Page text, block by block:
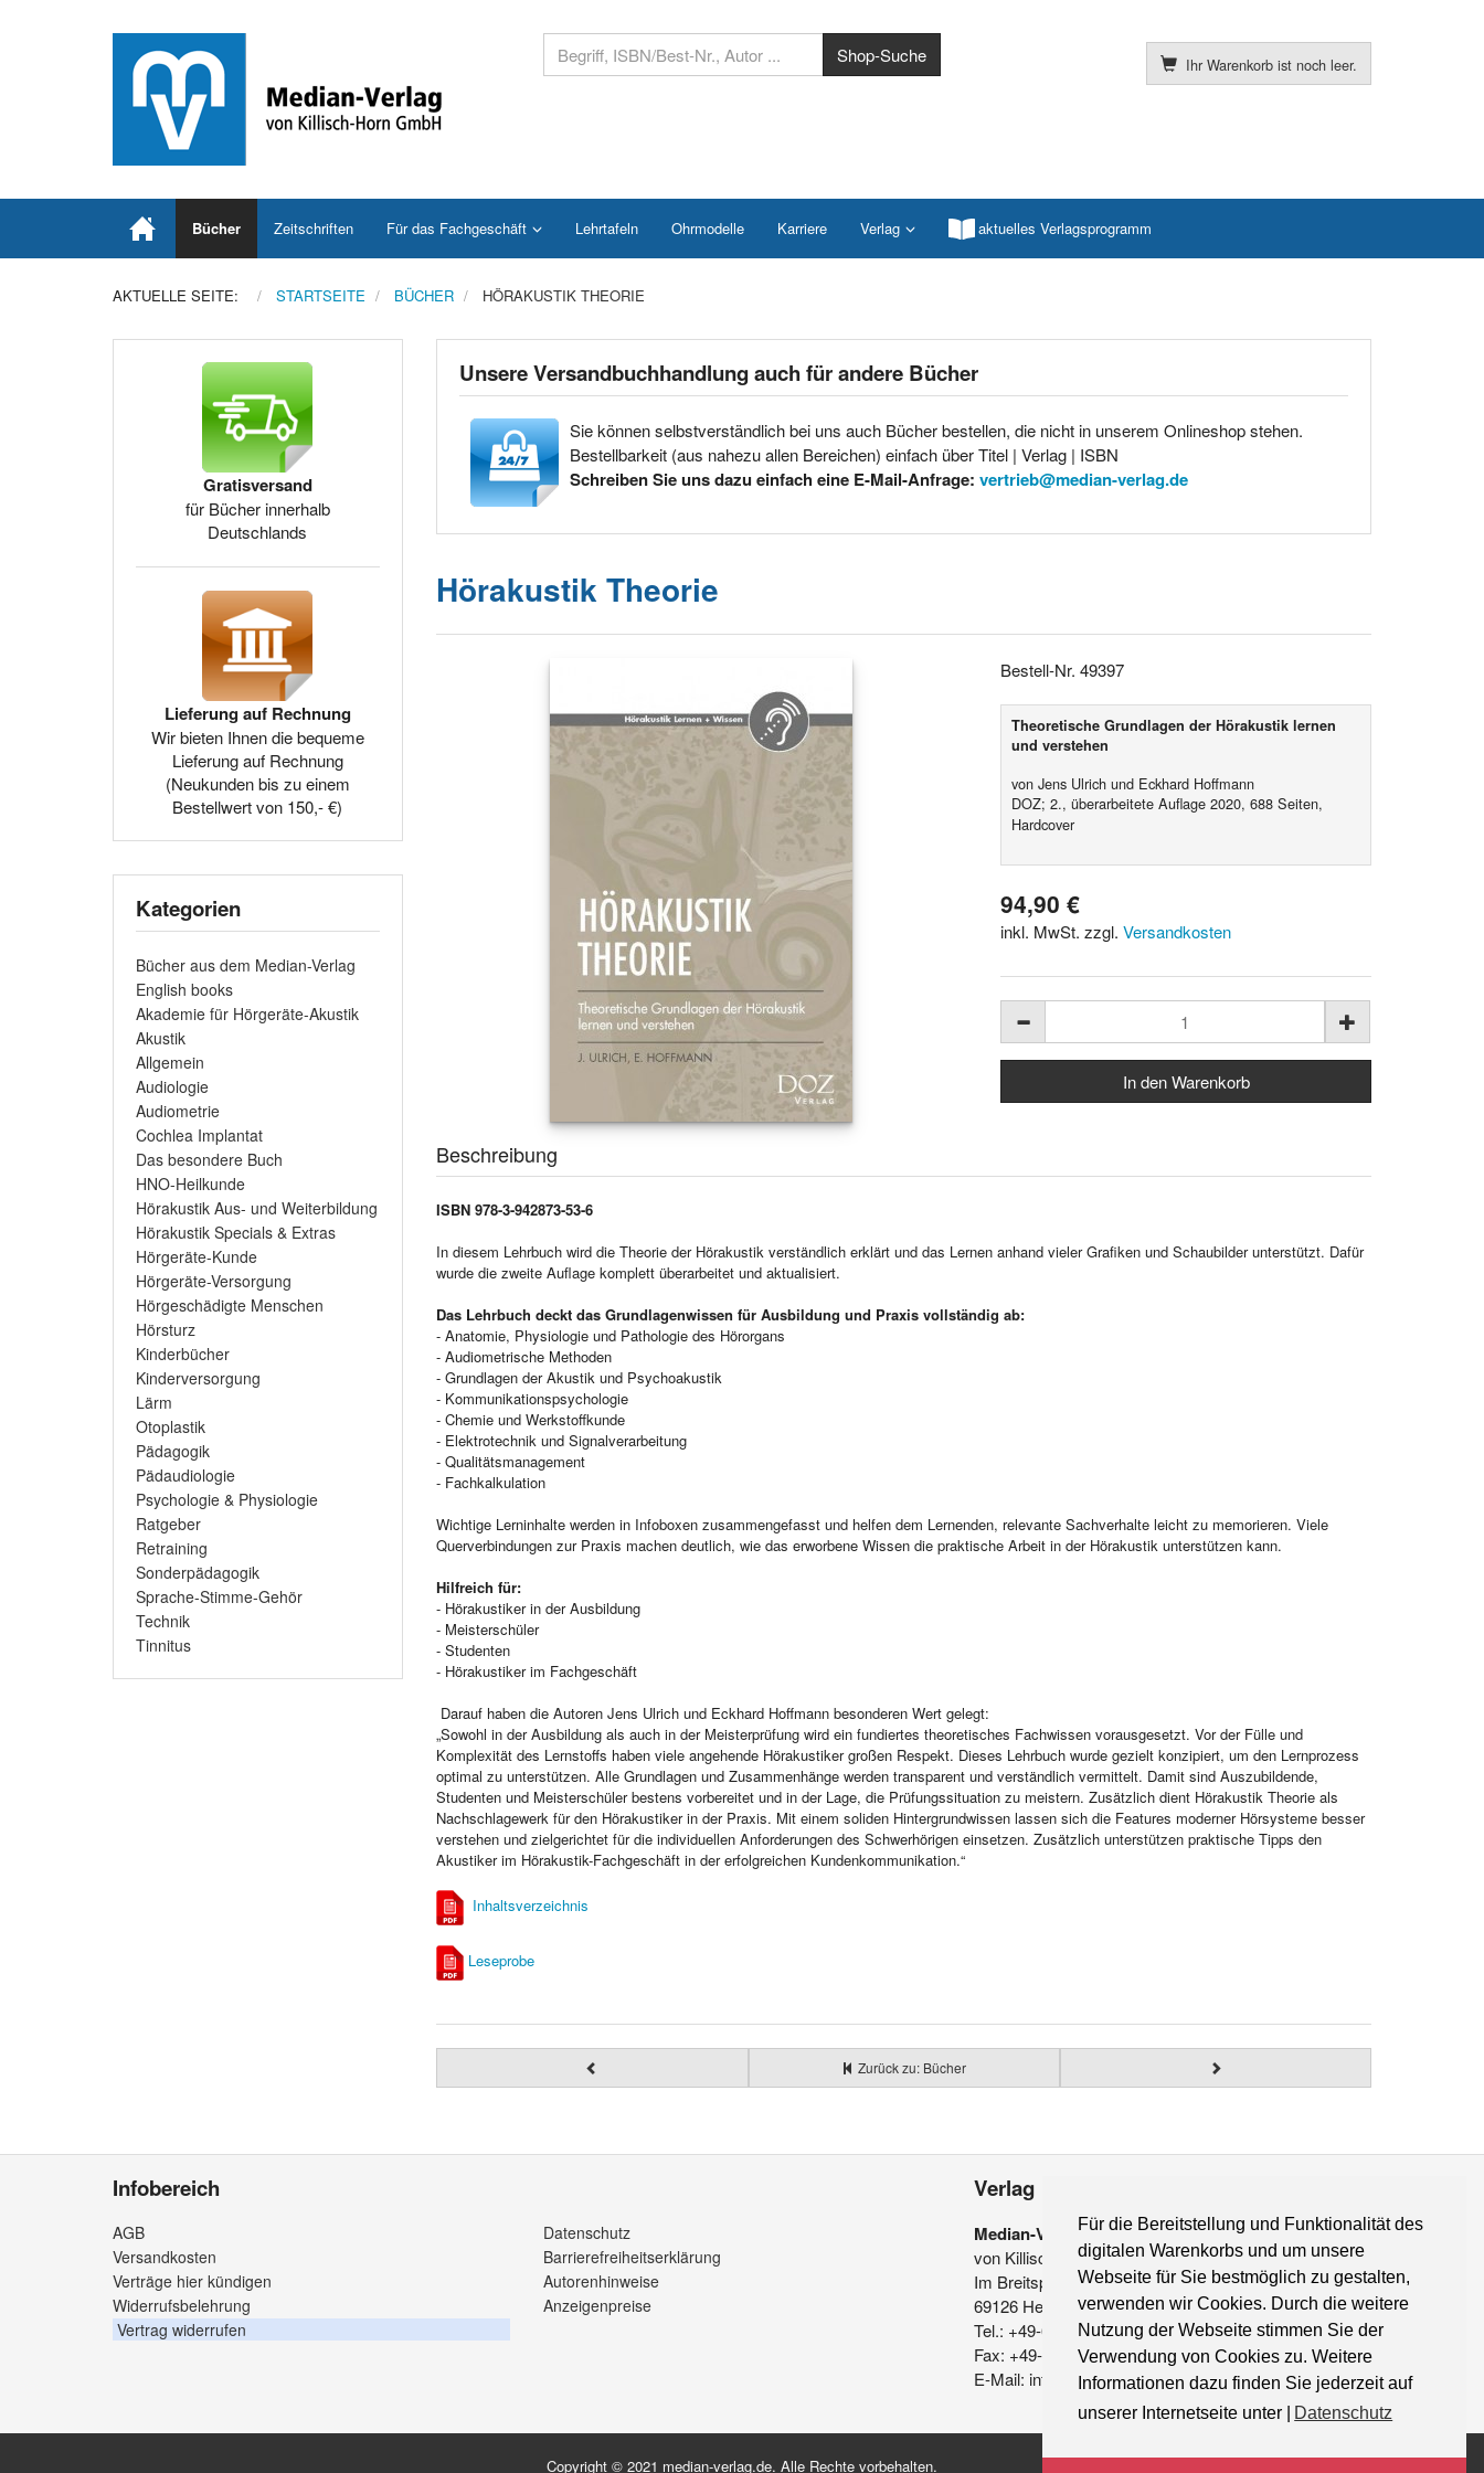
Für die Bereitstellung und Funktionalität des
digitalen Warenkorbs und um unsere
Webseite für Sie bestmöglich zu gestalten,
verwenden wir Cookies. Durch die weitere
Nutzung der Webseite stimmen Sie der
Verwendung von Cookies zu. Weitere
Informationen dazu finden Sie jederzeit auf
unserer Internetseite unter |
Datenschutz
Ihr Warenkorb ist noch leer.
Bücher Zeitschriften Für das Fachgeschäft Lehrtafeln Ohrmodelle Karriere Verlag aktuelles Verlagsprogramm
AKTUELLE SEITE: STARTSEITE BÜCHER HÖRAKUSTIK THEORIE
Unsere Versandbuchhandlung auch für andere Bücher
Sie können selbstverständlich bei uns auch Bücher bestellen, die nicht in unserem Onlineshop stehen.
Bestellbarkeit (aus nahezu allen Bereichen) einfach über Titel | Verlag | ISBN
Schreiben Sie uns dazu einfach eine E-Mail-Anfrage: vertrieb@median-verlag.de
Hörakustik Theorie
Bestell-Nr. 49397
Theoretische Grundlagen der Hörakustik lernen
und verstehen
von Jens Ulrich und Eckhard Hoffmann
DOZ; 2., überarbeitete Auflage 2020, 688 Seiten,
Hardcover
94,90 €
inkl. MwSt. zzgl.Versandkosten
Beschreibung
ISBN 978-3-942873-53-6
In diesem Lehrbuch wird die Theorie der Hörakustik verständlich erklärt und das Lernen anhand vieler Grafiken und Schaubilder unterstützt. Dafür
wurde die zweite Auflage komplett überarbeitet und aktualisiert.
Das Lehrbuch deckt das Grundlagenwissen für Ausbildung und Praxis vollständig ab:
- Anatomie, Physiologie und Pathologie des Hörorgans
- Audiometrische Methoden
- Grundlagen der Akustik und Psychoakustik
- Kommunikationspsychologie
- Chemie und Werkstoffkunde
- Elektrotechnik und Signalverarbeitung
- Qualitätsmanagement
- Fachkalkulation
Wichtige Lerninhalte werden in Infoboxen zusammengefasst und helfen dem Lernenden, relevante Sachverhalte leicht zu memorieren. Viele
Querverbindungen zur Praxis machen deutlich, wie das erworbene Wissen die praktische Arbeit in der Hörakustik unterstützen kann.
Hilfreich für:
- Hörakustiker in der Ausbildung
- Meisterschüler
- Studenten
- Hörakustiker im Fachgeschäft
Darauf haben die Autoren Jens Ulrich und Eckhard Hoffmann besonderen Wert gelegt:
„Sowohl in der Ausbildung als auch in der Meisterprüfung wird ein fundiertes theoretisches Fachwissen vorausgesetzt. Vor der Fülle und
Komplexität des Lernstoffs haben viele angehende Hörakustiker großen Respekt. Dieses Lehrbuch wurde gezielt konzipiert, um den Lernprozess
optimal zu unterstützen. Alle Grundlagen und Zusammenhänge werden transparent und verständlich vermittelt. Damit sind Auszubildende,
Studenten und Meisterschüler bestens vorbereitet und in der Lage, die Prüfungssituation zu meistern. Zusätzlich dient Hörakustik Theorie als
Nachschlagewerk für den Hörakustiker in der Praxis. Mit einem soliden Hintergrundwissen lassen sich die Features moderner Hörsysteme besser
verstehen und zielgerichtet für die individuellen Anforderungen des Schwerhörigen einsetzen. Zusätzlich unterstützen praktische Tipps den
Akustiker im Hörakustik-Fachgeschäft in der erfolgreichen Kundenkommunikation.“
Inhaltsverzeichnis
Leseprobe
Zurück zu: Bücher
Gratisversand
für Bücher innerhalb
Deutschlands
Lieferung auf Rechnung
Wir bieten Ihnen die bequeme
Lieferung auf Rechnung
(Neukunden bis zu einem
Bestellwert von 150,- €)
Kategorien
Bücher aus dem Median-Verlag
English books
Akademie für Hörgeräte-Akustik
Akustik
Allgemein
Audiologie
Audiometrie
Cochlea Implantat
Das besondere Buch
HNO-Heilkunde
Hörakustik Aus- und Weiterbildung
Hörakustik Specials & Extras
Hörgeräte-Kunde
Hörgeräte-Versorgung
Hörgeschädigte Menschen
Hörsturz
Kinderbücher
Kinderversorgung
Lärm
Otoplastik
Pädagogik
Pädaudiologie
Psychologie & Physiologie
Ratgeber
Retraining
Sonderpädagogik
Sprache-Stimme-Gehör
Technik
Tinnitus
Infobereich
AGB
Versandkosten
Verträge hier kündigen
Widerrufsbelehrung
Vertrag widerrufen
Datenschutz
Barrierefreiheitserklärung
Autorenhinweise
Anzeigenpreise
Verlag
Median-Verlag
von Killisch-Horn GmbH
Im Breitspiel 11 a
69126 Heidelberg
Tel.: +49-6221-90 509-0
Fax: +49-6221-90 509-20
E-Mail: info@median-verlag.de
Copyright © 2021 median-verlag.de. Alle Rechte vorbehalten.